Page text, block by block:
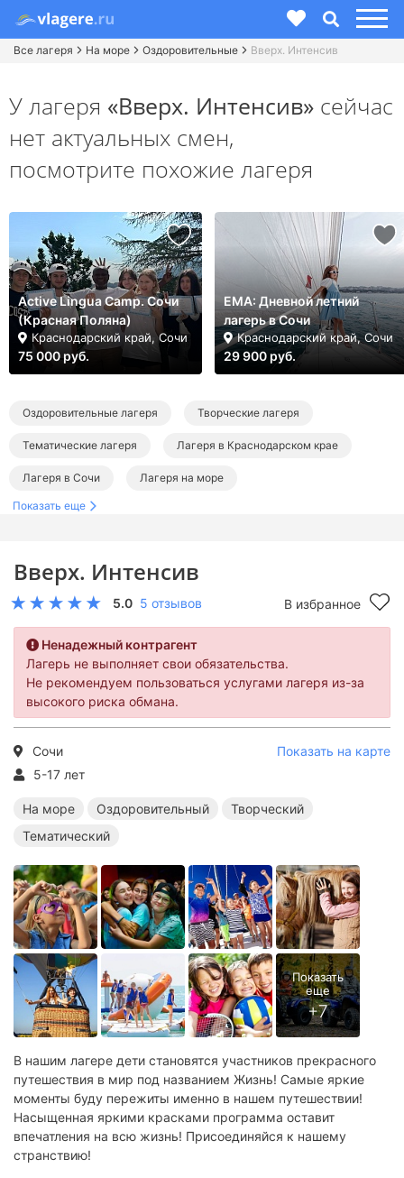
Все лагеря На море Оздоровительные Вверх. Интенсив
Вверх. Интенсив
5.0 5 отзывов В избранное
Ненадежный контрагент
Лагерь не выполняет свои обязательства.
Не рекомендуем пользоваться услугами лагеря из-за
высокого риска обмана.
Сочи
Показать на карте
5-17 лет
На море Оздоровительный
Творческий
Тематический
В нашим лагере дети становятся участников прекрасного
путешествия в мир под названием Жизнь! Самые яркие
моменты буду пережиты именно в нашем путешествии!
Насыщенная яркими красками программа оставит
впечатления на всю жизнь! Присоединяйся к нашему
странствию!
У лагеря «Вверх. Интенсив» сейчас
нет актуальных смен,
посмотрите похожие лагеря
Active Lingua Camp. Сочи
(Красная Поляна)
Краснодарский край, Сочи
75 000 руб.
ЕМА: Дневной летний
лагерь в Сочи
Краснодарский край, Сочи
29 900 руб.
Оздоровительные лагеря Творческие лагеря
Тематические лагеря Лагеря в Краснодарском крае
Лагеря в Сочи Лагеря на море
Лагеря на Черном море
Творческие лагеря в Краснодарском крае
Тематические лагеря в Краснодарском крае
Оздоровительные лагеря в Сочи
Тематические лагеря в Сочи
Оздоровительные лагеря на море
Показать еще